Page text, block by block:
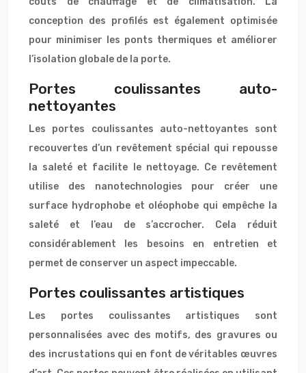
conception des profilés est également optimisée
pour minimiser les ponts thermiques et améliorer
l’isolation globale de la porte.
Portes coulissantes auto-
nettoyantes
Les portes coulissantes auto-nettoyantes sont
recouvertes d’un revêtement spécial qui repousse
la saleté et facilite le nettoyage. Ce revêtement
utilise des nanotechnologies pour créer une
surface hydrophobe et oléophobe qui empêche la
saleté et l’eau de s’accrocher. Cela réduit
considérablement les besoins en entretien et
permet de conserver un aspect impeccable.
Portes coulissantes artistiques
Les portes coulissantes artistiques sont
personnalisées avec des motifs, des gravures ou
des incrustations qui en font de véritables œuvres